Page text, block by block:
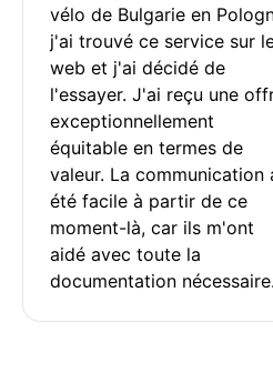
vélo de Bulgarie en
j'ai trouvé ce service sur
web et j'ai décidé de
l'essayer. J'ai reçu une
exceptionnellement
équitable en termes de
valeur. La communication
été facile à partir de ce
moment-là, car ils m'ont
aidé avec toute la
documentation nécessaire.